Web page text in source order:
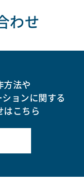
わせ
方法や
ョンに関する
はこちら